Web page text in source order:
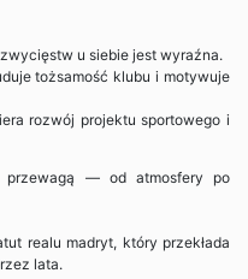
u siebie jest wyraźna.
tożsamość klubu i motywuje
rozwój projektu sportowego i
przewagą — od atmosfery po
realu madryt, który przekłada
lata.